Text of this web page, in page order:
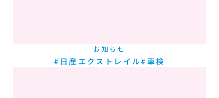
お知らせ
#日産エクストレイル#車検